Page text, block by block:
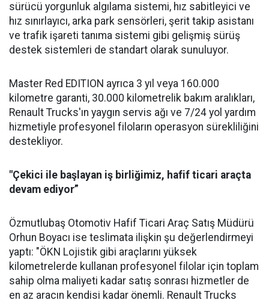
sürücü yorgunluk algılama sistemi, hız sabitleyici ve
hız sınırlayıcı, arka park sensörleri, şerit takip asistanı
ve trafik işareti tanıma sistemi gibi gelişmiş sürüş
destek sistemleri de standart olarak sunuluyor.
Master Red EDITION ayrıca 3 yıl veya 160.000
kilometre garanti, 30.000 kilometrelik bakım aralıkları,
Renault Trucks'ın yaygın servis ağı ve 7/24 yol yardım
hizmetiyle profesyonel filoların operasyon sürekliliğini
destekliyor.
"Çekici ile başlayan iş birliğimiz, hafif ticari araçta
devam ediyor”
Özmutlubaş Otomotiv Hafif Ticari Araç Satış Müdürü
Orhun Boyacı ise teslimata ilişkin şu değerlendirmeyi
yaptı: "ÖKN Lojistik gibi araçlarını yüksek
kilometrelerde kullanan profesyonel filolar için toplam
sahip olma maliyeti kadar satış sonrası hizmetler de
en az aracın kendisi kadar önemli. Renault Trucks